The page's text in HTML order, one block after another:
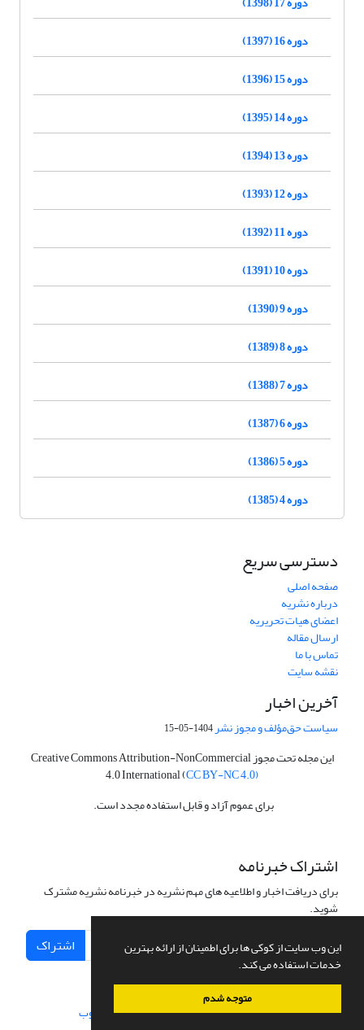
این وب سایت از کوکی ها برای اطمینان از ارائه بهترین
خدمات استفاده می کند.
متوجه شدم
دوره 16 (1397)
دوره 15 (1396)
دوره 14 (1395)
دوره 13 (1394)
دوره 12 (1393)
دوره 11 (1392)
دوره 10 (1391)
دوره 9 (1390)
دوره 8 (1389)
دوره 7 (1388)
دوره 6 (1387)
دوره 5 (1386)
دوره 4 (1385)
دسترسی سریع
صفحه اصلی
درباره نشریه
اعضای هیات تحریریه
ارسال مقاله
تماس با ما
نقشه سایت
آخرین اخبار
سیاست حق‌مؤلف و مجوز نشر1404-05-15
این مجله تحت مجوز Creative Commons Attribution-NonCommercial
4.0 International (CC BY-NC 4.0)
برای عموم آزاد و قابل استفاده مجدد است.
اشتراک خبرنامه
برای دریافت اخبار و اطلاعیه های مهم نشریه در خبرنامه نشریه مشترک
شوید.
اشتراک
سامانه مدیریت نشریات علمی.طراحی و پیاده سازی از سیناوب